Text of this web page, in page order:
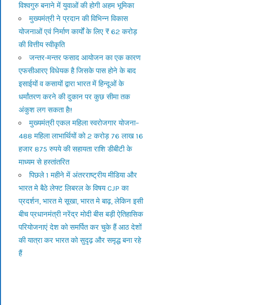
विश्वगुरु बनाने में युवाओं की होगी अहम भूमिका
मुख्यमंत्री ने प्रदान की विभिन्न विकास
योजनाओं एवं निर्माण कार्यों के लिए ₹ 62 करोड़
की वित्तीय स्वीकृति
जन्तर-मन्तर फसाद आयोजन का एक कारण
एफसीआरए विधेयक है जिसके पास होने के बाद
इसाईयों व कसायों द्वारा भारत में हिन्दूओं के
धर्मांतरण करने की दुकान पर कुछ सीमा तक
अंकुश लग सकता है!!
मुख्यमंत्री एकल महिला स्वरोजगार योजना–
488 महिला लाभार्थियों को 2 करोड़ 76 लाख 16
हजार 875 रुपये की सहायता राशि डीबीटी के
माध्यम से हस्तांतरित
पिछले 1 महीने में अंतरराष्ट्रीय मीडिया और
भारत मे बैठे लेफ्ट लिबरल के विषय CJP का
प्रदर्शन, भारत मे सूखा, भारत मे बाढ़, लेकिन इसी
बीच प्रधानमंत्री नरेंद्र मोदी बीस बड़ी ऐतिहासिक
परियोजनाएं देश को समर्पित कर चुके हैं आठ देशों
की यात्रा कर भारत को सुदृढ़ और समृद्ध बना रहे
हैं